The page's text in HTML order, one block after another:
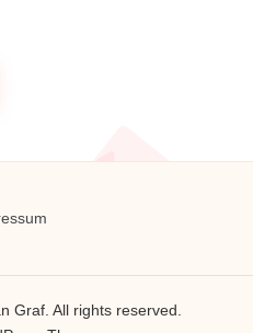
Graf. All rights reserved.